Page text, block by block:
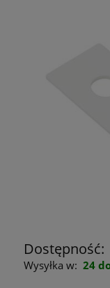
Dostępność:
Wysyłka w: 24